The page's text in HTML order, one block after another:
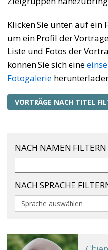
Klicken Sie unten auf ein
um ein Profil der
Liste und Fotos der
können Sie sich eine
Fotogalerie
VORTRÄGE NACH TITEL
NACH NAMEN FILTERN
NACH SPRACHE
Sprache auswählen